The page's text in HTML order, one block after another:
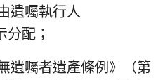
遺囑執行人
分配；
遺囑者遺產條例》（第